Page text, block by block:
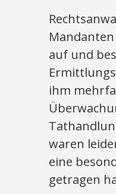
auf und
ihm
waren
eine
getragen